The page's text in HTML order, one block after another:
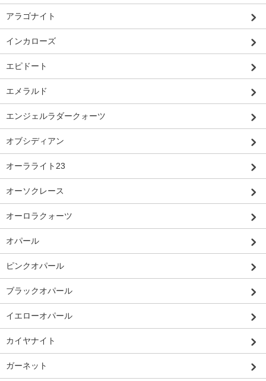
アラゴナイト
インカローズ
エピドート
エメラルド
エンジェルラダークォーツ
オブシディアン
オーラライト23
オーソクレース
オーロラクォーツ
オパール
ピンクオパール
ブラックオパール
イエローオパール
カイヤナイト
ガーネット